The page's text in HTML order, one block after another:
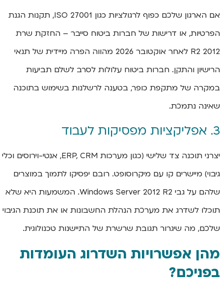
אם הארגון שלכם כפוף לרגולציות כגון ISO 27001, תקנות הגנת
הפרטיות, או דרישות של חברות ביטוח סייבר – החזקת שרת
2012 R2 לאחר אוקטובר 2026 מהווה הפרה מיידית של תנאי
הרישיון והתקן. חברות ביטוח עלולות לסרב לשלם תביעות
במקרה של מתקפת כופר, בטענה לרשלנות בשימוש בתוכנה
שאינה נתמכת.
3. אפליקציות מפסיקות לעבוד
יצרני תוכנה צד שלישי (כגון מערכות ERP, CRM, אנטי-וירוסים וכלי
גיבוי) מיישרים קו עם מיקרוסופט. רובם יפסיקו לתמוך במוצרים
שלהם על גבי Windows Server 2012 R2. המשמעות היא שלא
תוכלו לשדרג את מערכת הנהלת החשבונות או את תוכנת הגיבוי
שלכם, מה שיגרור תגובת שרשרת של התיישנות טכנולוגית.
מהן אפשרויות השדרוג העומדות
בפניכם?